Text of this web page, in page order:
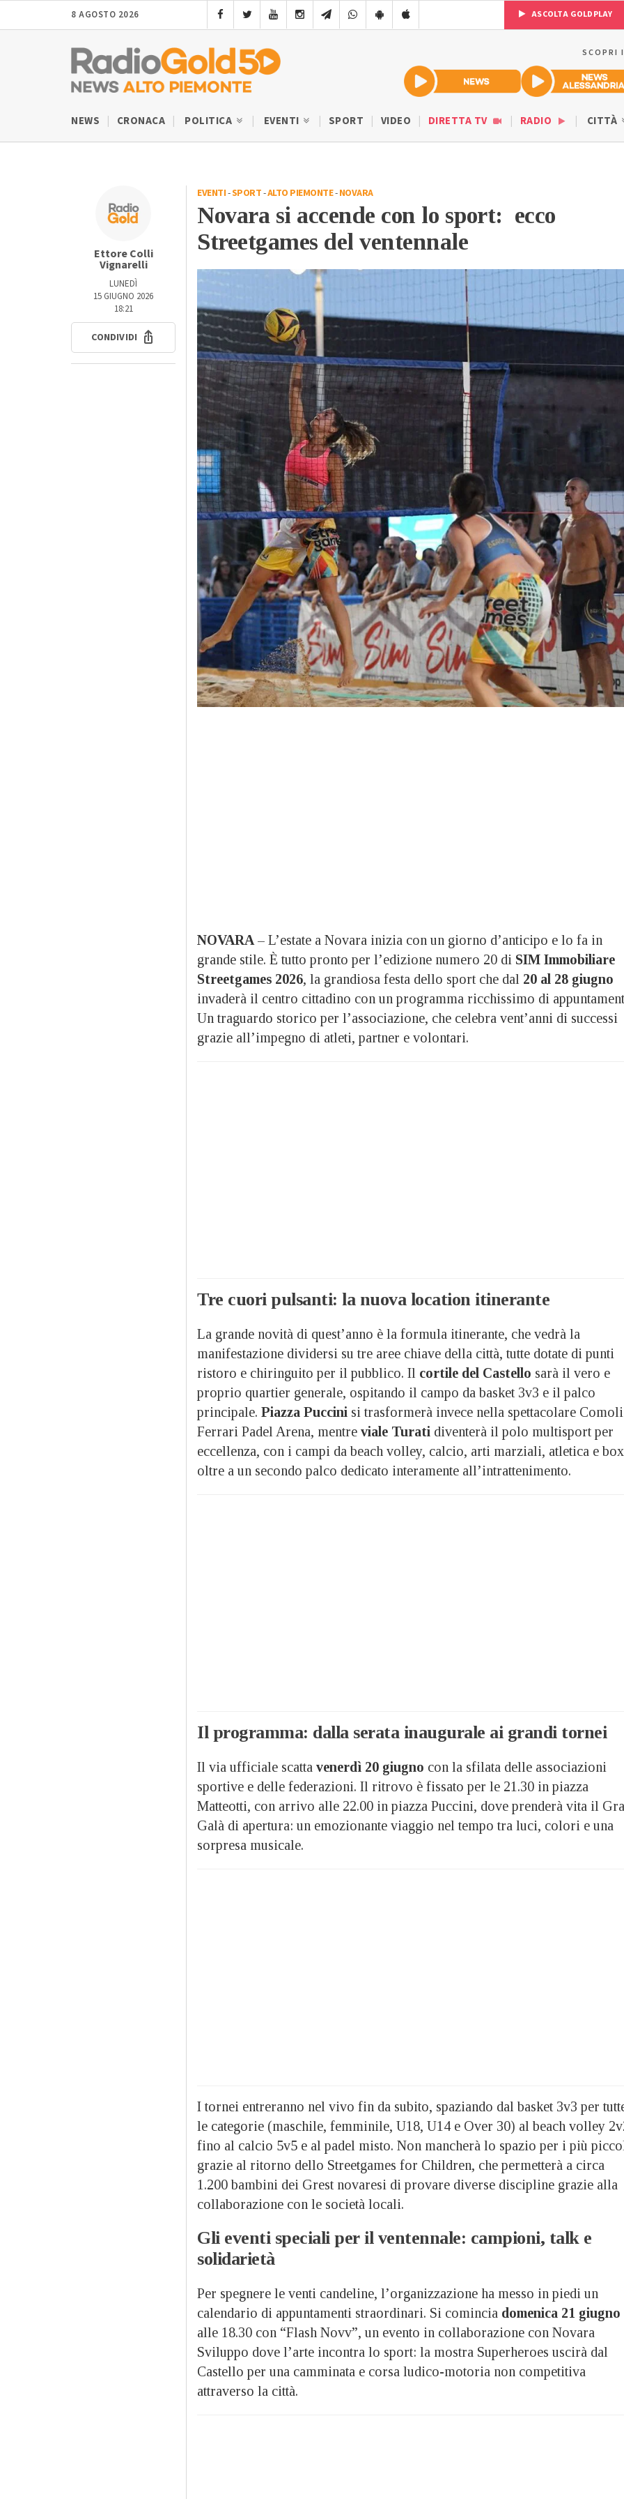
8 AGOSTO 2026 ASCOLTA GOLDPLAY
SCOPRI
NEWS CRONACA POLITICA EVENTI SPORT VIDEO DIRETTA TV RADIO CITTÀ
Ettore Colli
Vignarelli
LUNEDÌ
15 GIUGNO 2026
18:21
CONDIVIDI
EVENTI-SPORT-ALTO PIEMONTE-NOVARA
Novara si accende con lo sport: ecco
Streetgames del ventennale
NOVARA – L’estate a Novara inizia con un giorno d’anticipo e lo fa in
grande stile. È tutto pronto per l’edizione numero 20 di SIM Immobiliare
Streetgames 2026, la grandiosa festa dello sport che dal 20 al 28 giugno
invaderà il centro cittadino con un programma ricchissimo di
Un traguardo storico per l’associazione, che celebra vent’anni di successi
grazie all’impegno di atleti, partner e volontari.
Tre cuori pulsanti: la nuova location itinerante
La grande novità di quest’anno è la formula itinerante, che vedrà la
manifestazione dividersi su tre aree chiave della città, tutte dotate di punti
ristoro e chiringuito per il pubblico. Il cortile del Castello sarà il vero e
proprio quartier generale, ospitando il campo da basket 3v3 e il palco
principale. Piazza Puccini si trasformerà invece nella spettacolare Comoli
Ferrari Padel Arena, mentre viale Turati diventerà il polo multisport per
eccellenza, con i campi da beach volley, calcio, arti marziali, atletica e
oltre a un secondo palco dedicato interamente all’intrattenimento.
Il programma: dalla serata inaugurale ai grandi tornei
Il via ufficiale scatta venerdì 20 giugno con la sfilata delle associazioni
sportive e delle federazioni. Il ritrovo è fissato per le 21.30 in piazza
Matteotti, con arrivo alle 22.00 in piazza Puccini, dove prenderà vita il
Galà di apertura: un emozionante viaggio nel tempo tra luci, colori e una
sorpresa musicale.
I tornei entreranno nel vivo fin da subito, spaziando dal basket 3v3 per
le categorie (maschile, femminile, U18, U14 e Over 30) al beach volley
fino al calcio 5v5 e al padel misto. Non mancherà lo spazio per i più
grazie al ritorno dello Streetgames for Children, che permetterà a circa
1.200 bambini dei Grest novaresi di provare diverse discipline grazie alla
collaborazione con le società locali.
Gli eventi speciali per il ventennale: campioni, talk e
solidarietà
Per spegnere le venti candeline, l’organizzazione ha messo in piedi un
calendario di appuntamenti straordinari. Si comincia domenica 21 giugno
alle 18.30 con “Flash Novv”, un evento in collaborazione con Novara
Sviluppo dove l’arte incontra lo sport: la mostra Superheroes uscirà dal
Castello per una camminata e corsa ludico-motoria non competitiva
attraverso la città.